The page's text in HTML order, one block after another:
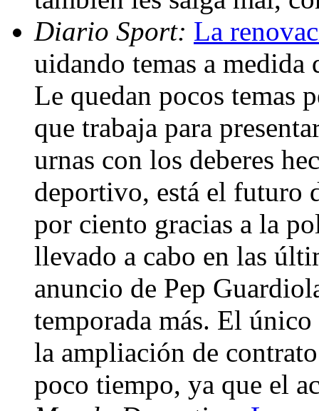
Diario Sport: La
uidando temas a medida
Le quedan pocos temas
que trabaja para
urnas con los deberes
deportivo, está el futuro
por ciento gracias a la
llevado a cabo en las
anuncio de Pep
temporada más. El
la ampliación de
poco tiempo, ya que el